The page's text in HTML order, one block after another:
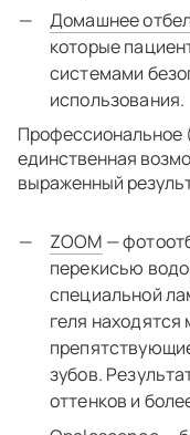
Домашнее
которые
системами
использования.
Профессиональное
единственная
выраженный
ZOOM —
перекисью
специальной
геля
зубов.
оттенков и